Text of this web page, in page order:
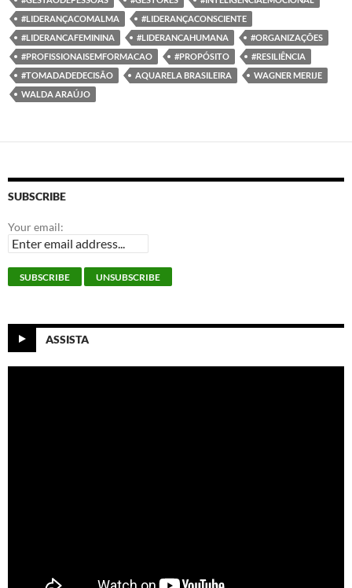
#LIDERANÇACOMALMA
#LIDERANÇACONSCIENTE
#LIDERANCAFEMININA
#LIDERANCAHUMANA
#ORGANIZAÇÕES
#PROFISSIONAISEMFORMACAO
#PROPÓSITO
#RESILIÊNCIA
#TOMADADEDECISÃO
AQUARELA BRASILEIRA
WAGNER MERIJE
WALDA ARAÚJO
SUBSCRIBE
Your email:
ASSISTA